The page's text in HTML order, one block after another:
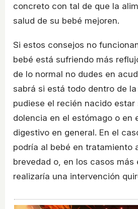
concreto con tal de que la
salud de su bebé mejoren.
Si estos consejos no
bebé está sufriendo más
de lo normal no dudes en
sabrá si está todo dentro de
pudiese el recién nacido estar
dolencia en el estómago o en
digestivo en general. En el
podría al bebé en tratamiento
brevedad o, en los casos más
realizaría una intervención